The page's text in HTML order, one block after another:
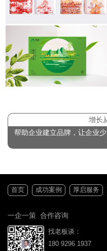
增长
帮助企业建立品牌，让企业
首页 成功案例 厚启服务
一企一策 合作咨询
找老板谈：
180 9296 1937